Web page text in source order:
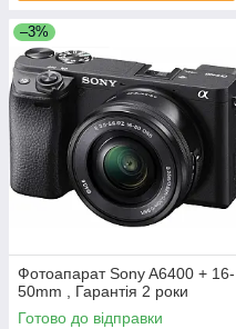
–3%
Фотоапарат Sony A6400 + 16-
50mm , Гарантія 2 роки
Готово до відправки